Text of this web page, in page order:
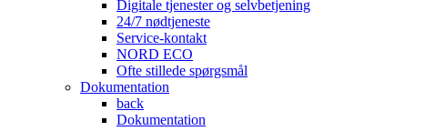
Digitale tjenester og selvbetjening
24/7 nødtjeneste
Service-kontakt
NORD ECO
Ofte stillede spørgsmål
Dokumentation
back
Dokumentation